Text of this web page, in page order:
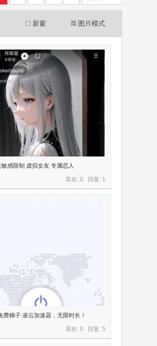
新窗 图片模式
感限制 虚拟女友 专属恋人
喜欢: 0 回复: 1
梯子 凌云加速器，无限时长！
喜欢: 0 回复: 5